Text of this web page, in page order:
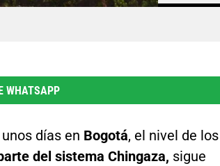
WHATSAPP
días en Bogotá, el nivel de los
del sistema Chingaza, sigue